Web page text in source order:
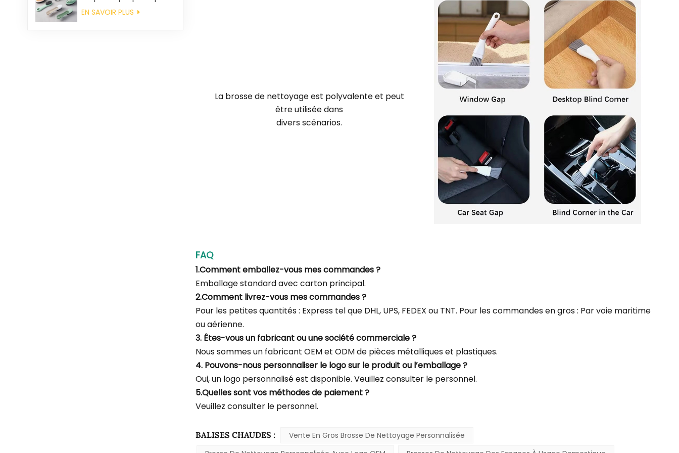
en gros
EN SAVOIR PLUS
La brosse de nettoyage est polyvalente et peut
être utilisée dans
divers scénarios.
FAQ
1.Comment emballez-vous mes commandes ?
Emballage standard avec carton principal.
2.Comment livrez-vous mes commandes ?
Pour les petites quantités : Express tel que DHL, UPS, FEDEX ou TNT. Pour les commandes en gros : Par voie maritime
ou aérienne.
3. Êtes-vous un fabricant ou une société commerciale ?
Nous sommes un fabricant OEM et ODM de pièces métalliques et plastiques.
4. Pouvons-nous personnaliser le logo sur le produit ou l’emballage ?
Oui, un logo personnalisé est disponible. Veuillez consulter le personnel.
5.Quelles sont vos méthodes de paiement ?
Veuillez consulter le personnel.
BALISES CHAUDES :
Vente En Gros Brosse De Nettoyage Personnalisée